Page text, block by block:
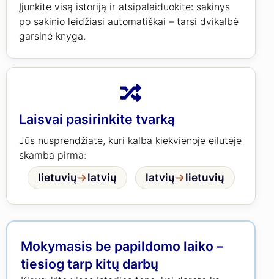
Įjunkite visą istoriją ir atsipalaiduokite: sakinys
po sakinio leidžiasi automatiškai – tarsi dvikalbė
garsinė knyga.
Laisvai pasirinkite tvarką
Jūs nusprendžiate, kuri kalba kiekvienoje eilutėje
skamba pirma:
lietuvių→latvių latvių→lietuvių
Mokymasis be papildomo laiko –
tiesiog tarp kitų darbų